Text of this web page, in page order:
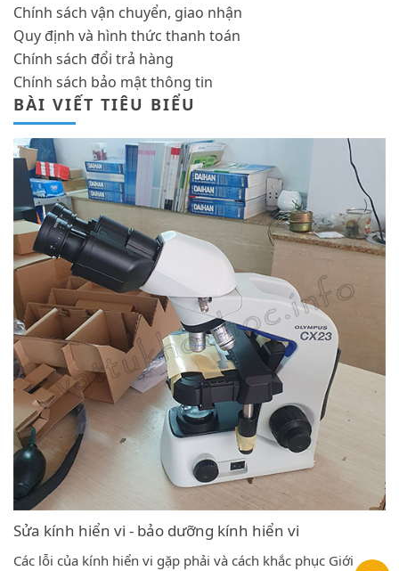
Chính sách vận chuyển, giao nhận
Quy định và hình thức thanh toán
Chính sách đổi trả hàng
Chính sách bảo mật thông tin
BÀI VIẾT TIÊU BIỂU
Sửa kính hiển vi - bảo dưỡng kính hiển vi
Các lỗi của kính hiển vi gặp phải và cách khắc phục Giới